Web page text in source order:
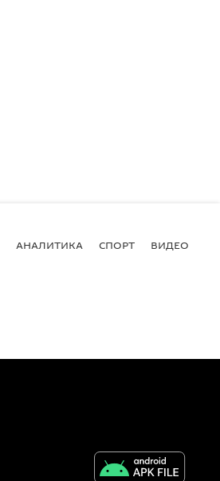
АНАЛИТИКА СПОРТ ВИДЕО